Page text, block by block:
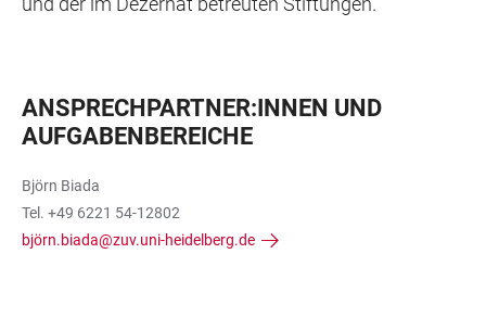
ANSPRECHPARTNER:INNEN UND
AUFGABENBEREICHE
Björn Biada
Tel. +49 6221 54-12802
björn.biada@zuv.uni-heidelberg.de